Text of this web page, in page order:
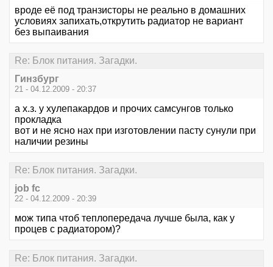
вроде её под транзисторы не реально в домашних
условиях запихать,открутить радиатор не вариант
без выпаивания
Re: Блок питания. Загадки.
Гинзбург
21 - 04.12.2009 - 20:37
а х.з. у хулепакардов и прочих самсунгов только
прокладка
вот и не ясно нах при изготовлении пасту сунули при
наличии резины
Re: Блок питания. Загадки.
job fc
22 - 04.12.2009 - 20:39
мож типа чтоб теплопередача лучше была, как у
процев с радиатором)?
Re: Блок питания. Загадки.